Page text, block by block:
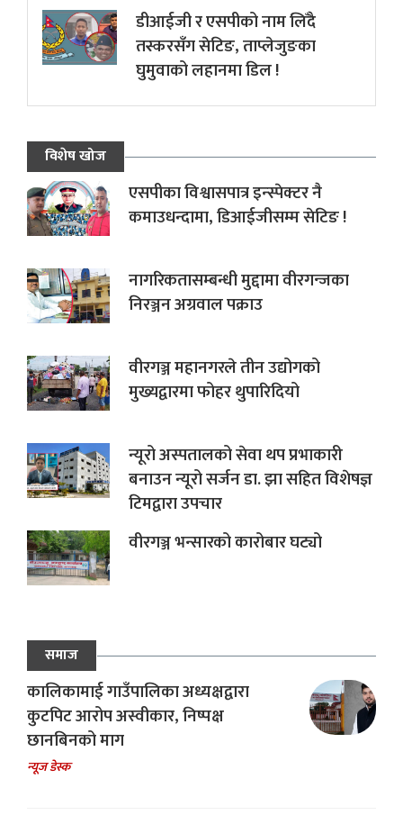
डीआईजी र एसपीको नाम लिँदै
तस्करसँग सेटिङ, ताप्लेजुङका
घुमुवाको लहानमा डिल !
विशेष खोज
एसपीका विश्वासपात्र इन्स्पेक्टर नै
कमाउधन्दामा, डिआईजीसम्म सेटिङ !
नागरिकतासम्बन्धी मुद्दामा वीरगन्जका
निरञ्जन अग्रवाल पक्राउ
वीरगञ्ज महानगरले तीन उद्योगको
मुख्यद्वारमा फोहर थुपारिदियो
न्यूरो अस्पतालको सेवा थप प्रभाकारी
बनाउन न्यूरो सर्जन डा. झा सहित विशेषज्ञ
टिमद्वारा उपचार
वीरगञ्ज भन्सारको कारोबार घट्यो
समाज
कालिकामाई गाउँपालिका अध्यक्षद्वारा
कुटपिट आरोप अस्वीकार, निष्पक्ष
छानबिनको माग
न्यूज डेस्क